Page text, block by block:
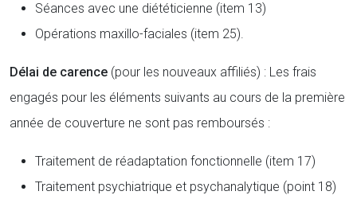
Séances avec une diététicienne (item 13)
Opérations maxillo-faciales (item 25).
Délai de carence (pour les nouveaux affiliés) : Les frais
engagés pour les éléments suivants au cours de la première
année de couverture ne sont pas remboursés :
Traitement de réadaptation fonctionnelle (item 17)
Traitement psychiatrique et psychanalytique (point 18)